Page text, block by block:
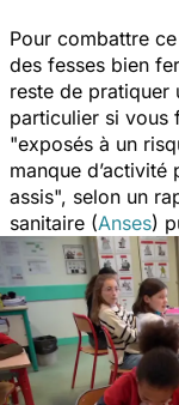
Pour combattre
des fesses bien
reste de pratiquer
particulier si vous
"exposés à un
manque
assis", selon un
sanitaire (Anses)